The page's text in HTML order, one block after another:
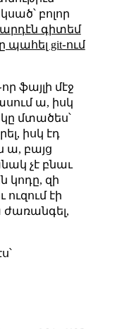
բոլոր
արդէն գիտեմ
պահել git֊ում
ֆայլի մէջ
ա, իսկ
կը մտածես՝
իսկ էդ
ա, բայց
չէ բնաւ
կոդը, զի
ուզում էի
ժառանգել,